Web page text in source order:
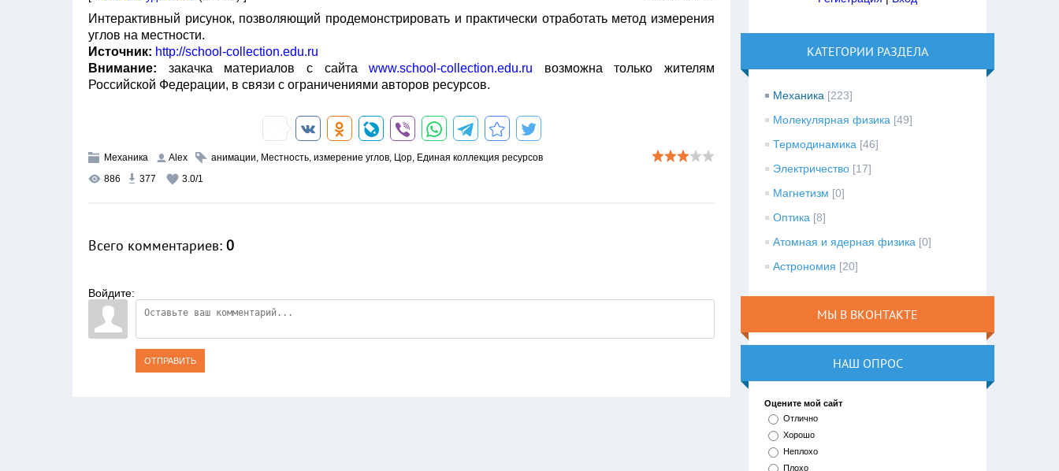
Интерактивный рисунок, позволяющий продемонстрировать и практически отработать метод измерения
углов на местности.
Источник: http://school-collection.edu.ru
Внимание: закачка материалов с сайтаwww.school-collection.edu.ru возможна только жителям
Российской Федерации, в связи с ограничениями авторов ресурсов.
Механика Alex анимации, Местность, измерение углов, Цор, Единая коллекция ресурсов
886
377 3.0/1
Всего комментариев: 0
Войдите:
ОТПРАВИТЬ
КАТЕГОРИИ РАЗДЕЛА
Механика [223]
Молекулярная физика [49]
Термодинамика [46]
Электричество [17]
Магнетизм [0]
Оптика [8]
Атомная и ядерная физика [0]
Астрономия [20]
МЫ В ВКОНТАКТЕ
НАШ ОПРОС
Оцените мой сайт
Отлично
Хорошо
Неплохо
Плохо